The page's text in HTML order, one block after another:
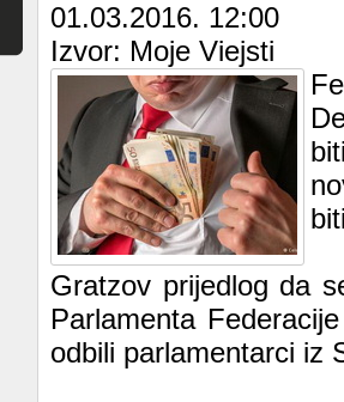
01.03.2016. 12:00
Izvor: Moje Viejsti
Gratzov prijedlog da
Parlamenta
odbili parlamentarci iz